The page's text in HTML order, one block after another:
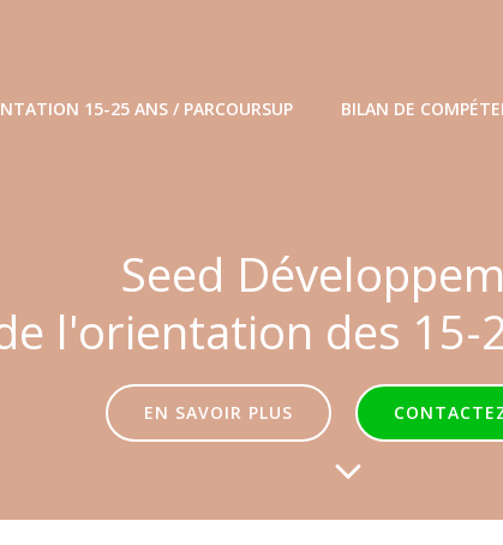
15-25 ANS / PARCOURSUP BILAN DE
Seed
l'orientation des 15-
EN SAVOIR PLUS